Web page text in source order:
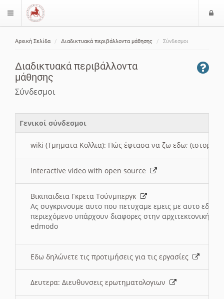
$langMenu
Αρχική Σελίδα Διαδικτυακά περιβάλλοντα μάθησης Σύνδεσμοι
Διαδικτυακά περιβάλλοντα
μάθησης
Σύνδεσμοι
Γενικοί σύνδεσμοι
wiki (Τμηματα Κολλια): Πώς έφτασα να ζω εδω; (ιστορια)
Interactive video with open source
Βικιπαιδεια Γκρετα Τούνμπεργκ
Ας συγκρινουμε αυτο που πετυχαμε εμεις με αυτο εδω
περιεχόμενο υπάρχουν διαφορες στην αρχιτεκτονική
edmodo
Εδω δηλώνετε τις προτιμήσεις για τις εργασίες
Δευτερα: Διευθυνσεις ερωτηματολογιων